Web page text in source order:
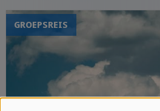
van Cartagena
GROEPSREIS